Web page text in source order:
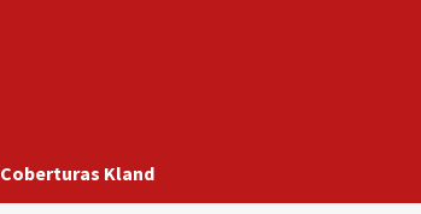
Coberturas Kland